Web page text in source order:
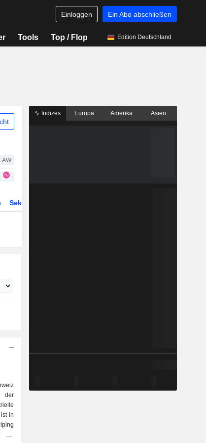
Einloggen Ein Abo abschließen
Tools Top / Flop Edition Deutschland
AW
Sektor
der
in
GF
Indizes Europa Amerika Asien